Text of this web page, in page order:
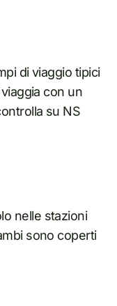
di viaggio tipici
con un
su NS
nelle stazioni
sono coperti